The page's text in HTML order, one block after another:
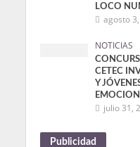
LOCO
agosto
NOTICIAS
CETEC
Y
julio 31,
Publicidad